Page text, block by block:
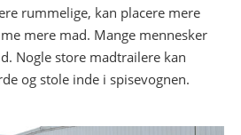
rummelige, kan placere mere
mere mad. Mange mennesker
Nogle store madtrailere kan
og stole inde i spisevognen.